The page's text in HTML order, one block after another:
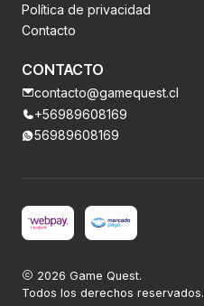
Política de privacidad
Contacto
CONTACTO
contacto@gamequest.cl
+56989608169
56989608169
2026 Game Quest.
Todos los derechos reservados.